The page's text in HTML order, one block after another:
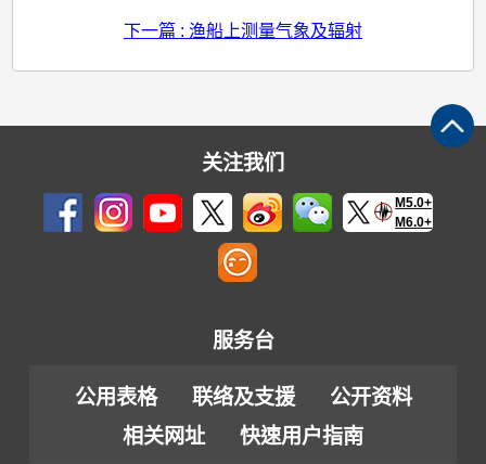
下一篇 : 渔船上测量气象及辐射
关注我们
M5.0+
M6.0+
服务台
公用表格 联络及支援
公开资料
相关网址
快速用户指南